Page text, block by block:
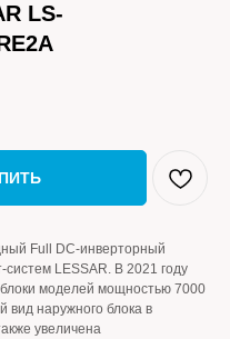
LS-
Full DC-инверторный
LESSAR. В 2021 году
моделей мощностью 7000
вид наружного блока в
увеличена